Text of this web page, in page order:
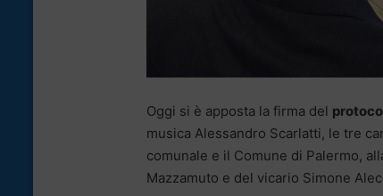
Oggi si è apposta la firma del
musica Alessandro Scarlatti, le tre
comunale e il Comune di Palermo,
Mazzamuto e del vicario Simone